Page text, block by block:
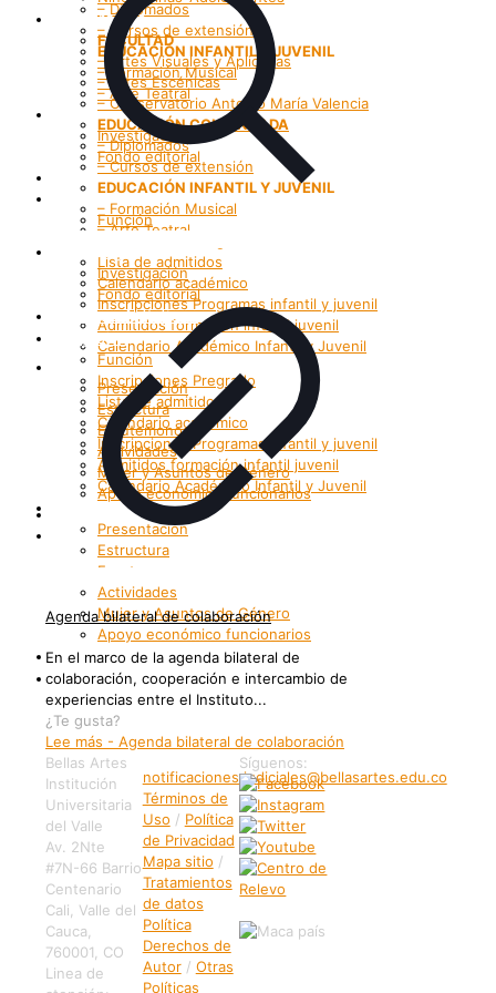
– Diplomados
– Cursos de extensión
EDUCACIÓN INFANTIL Y JUVENIL
– Formación Musical
– Arte Teatral
Investigación
Investigación
Fondo editorial
Grupos Artísticos
Registro
Función
Lista de admitidos
Calendario académico
Inscripciones Programas infantil y juvenil
Admitidos formación infantil juvenil
Calendario Académico Infantil y Juvenil
Bienestar
Presentación
Estructura
Enrutemonos
Actividades
Mujer y Asuntos de Género
Apoyo económico funcionarios
Internacionalización
Patrimonio
Programas
FACULTAD
– Artes Visuales y Aplicadas
– Artes Escénicas
– Conservatorio Antonio María Valencia
EDUCACIÓN CONTINUADA
– Diplomados
– Cursos de extensión
EDUCACIÓN INFANTIL Y JUVENIL
– Formación Musical
– Arte Teatral
Investigación
Investigación
Fondo editorial
Grupos Artísticos
Registro
Función
Inscripciones Pregrado
Lista de admitidos
Calendario académico
Inscripciones Programas infantil y juvenil
Admitidos formación infantil juvenil
Calendario Académico Infantil y Juvenil
Bienestar
Presentación
Estructura
Enrutemonos
Actividades
Mujer y Asuntos de Género
Apoyo económico funcionarios
Internacionalización
Patrimonio
Agenda bilateral de colaboración
En el marco de la agenda bilateral de
colaboración, cooperación e intercambio de
experiencias entre el Instituto...
¿Te gusta?
Lee más - Agenda bilateral de colaboración
Bellas Artes
Institución
Universitaria
del Valle
Av. 2Nte
#7N-66 Barrio
Centenario
Cali, Valle del
Cauca,
760001, CO
Linea de
notificaciones.judiciales@bellasartes.edu.co
Términos de
Uso / Política
de Privacidad
Mapa sitio /
Tratamientos
de datos
Política
Derechos de
Autor/ Otras
Políticas
Síguenos: